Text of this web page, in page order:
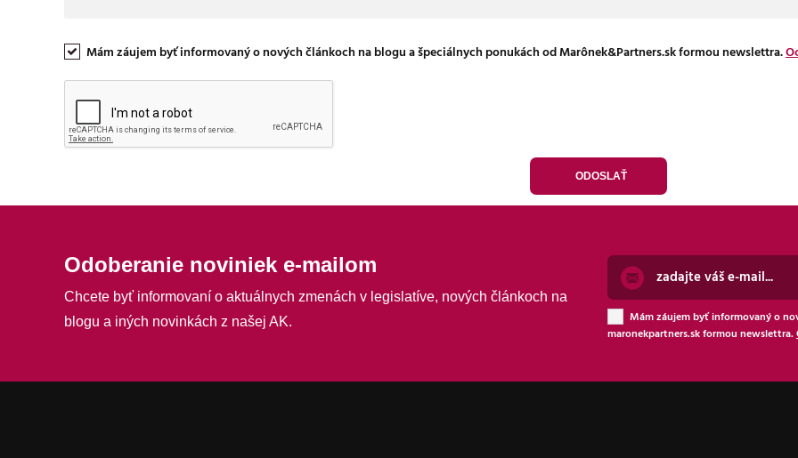
Mám záujem byť informovaný o nových článkoch na blogu a špeciálnych ponukách od Marônek&Partners.sk formou newslettra.
Odoberanie noviniek e-mailom
Chcete byť informovaní o aktuálnych zmenách v legislatíve, nových článkoch na
blogu a iných novinkách z našej AK.
Mám záujem byť informovaný o
maronekpartners.sk formou newslettra.